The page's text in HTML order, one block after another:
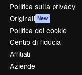
Politica sulla privacy
Originali New
Politica dei cookie
Centro di fiducia
Affiliati
Aziende